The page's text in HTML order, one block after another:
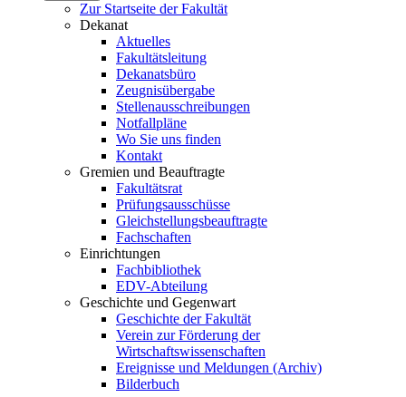
Zur Startseite der Fakultät
Dekanat
Aktuelles
Fakultätsleitung
Dekanatsbüro
Zeugnisübergabe
Stellenausschreibungen
Notfallpläne
Wo Sie uns finden
Kontakt
Gremien und Beauftragte
Fakultätsrat
Prüfungsausschüsse
Gleichstellungsbeauftragte
Fachschaften
Einrichtungen
Fachbibliothek
EDV-Abteilung
Geschichte und Gegenwart
Geschichte der Fakultät
Verein zur Förderung der
Wirtschaftswissenschaften
Ereignisse und Meldungen (Archiv)
Bilderbuch